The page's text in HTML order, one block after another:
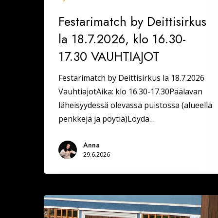
Festarimatch by Deittisirkus
la 18.7.2026, klo 16.30-
17.30 VAUHTIAJOT
Festarimatch by Deittisirkus la 18.7.2026
VauhtiajotAika: klo 16.30-17.30Päälavan
läheisyydessä olevassa puistossa (alueella
penkkejä ja pöytiä)Löydä…
Anna
29.6.2026
Ranskalainen
pyjama